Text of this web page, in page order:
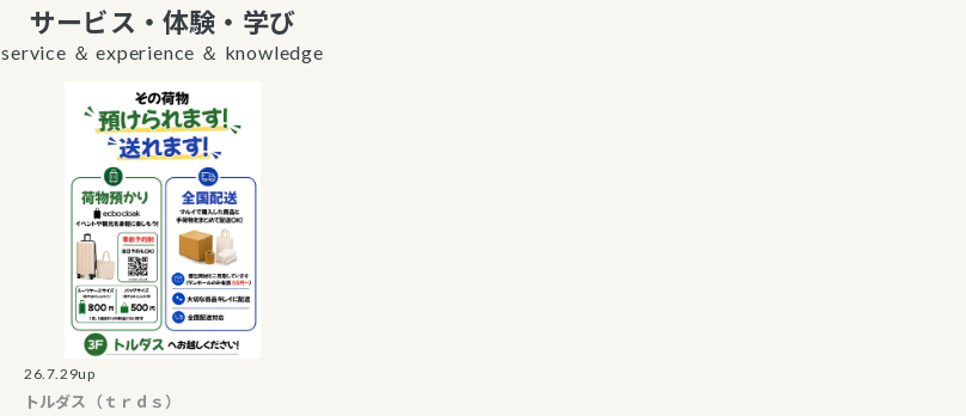
サービス・体験・学び
service ＆ experience ＆ knowledge
26.7.29up
トルダス（ｔｒｄｓ）